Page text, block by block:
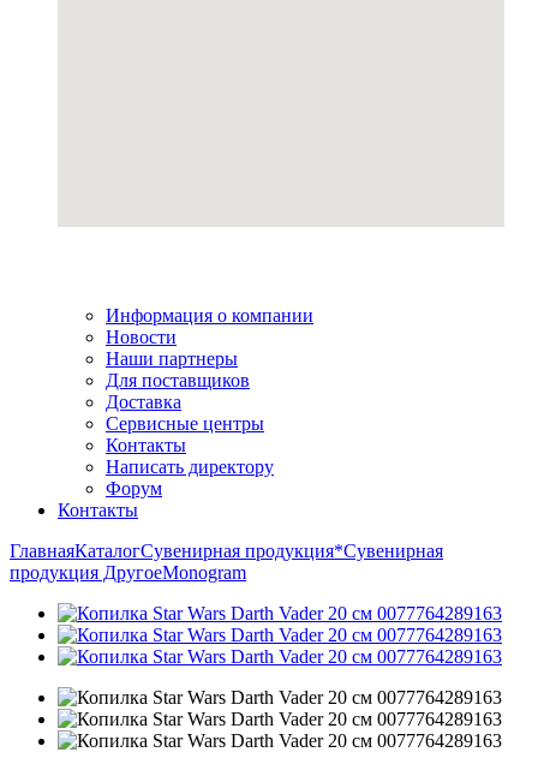
Информация о компании
Новости
Наши партнеры
Для поставщиков
Доставка
Сервисные центры
Контакты
Написать директору
Форум
Контакты
ГлавнаяКаталогСувенирная продукция*Сувенирная
продукция ДругоеMonogram